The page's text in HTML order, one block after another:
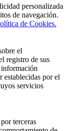
personalizada
de navegación.
de Cookies.
el
registro de sus
establecidas por el
servicios
terceras